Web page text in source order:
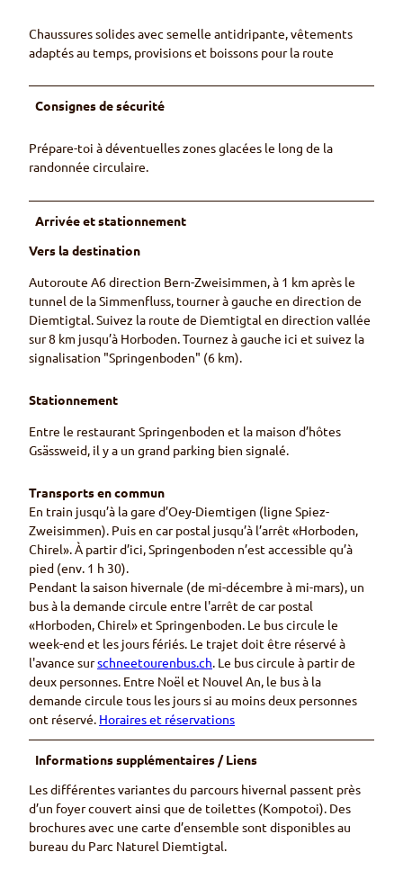
Chaussures solides avec semelle antidripante, vêtements
adaptés au temps, provisions et boissons pour la route
Consignes de sécurité
Prépare-toi à déventuelles zones glacées le long de la
randonnée circulaire.
Arrivée et stationnement
Vers la destination
Autoroute A6 direction Bern-Zweisimmen, à 1 km après le
tunnel de la Simmenfluss, tourner à gauche en direction de
Diemtigtal. Suivez la route de Diemtigtal en direction vallée
sur 8 km jusqu’à Horboden. Tournez à gauche ici et suivez la
signalisation "Springenboden" (6 km).
Stationnement
Entre le restaurant Springenboden et la maison d’hôtes
Gsässweid, il y a un grand parking bien signalé.
Transports en commun
En train jusqu’à la gare d’Oey-Diemtigen (ligne Spiez-
Zweisimmen). Puis en car postal jusqu’à l’arrêt «Horboden,
Chirel». À partir d’ici, Springenboden n’est accessible qu’à
pied (env. 1 h 30).
Pendant la saison hivernale (de mi-décembre à mi-mars), un
bus à la demande circule entre l'arrêt de car postal
«Horboden, Chirel» et Springenboden. Le bus circule le
week-end et les jours fériés. Le trajet doit être réservé à
l'avance surschneetourenbus.ch. Le bus circule à partir de
deux personnes. Entre Noël et Nouvel An, le bus à la
demande circule tous les jours si au moins deux personnes
ont réservé. Horaires et réservations
Informations supplémentaires / Liens
Les différentes variantes du parcours hivernal passent près
d’un foyer couvert ainsi que de toilettes (Kompotoi). Des
brochures avec une carte d’ensemble sont disponibles au
bureau du Parc Naturel Diemtigtal.